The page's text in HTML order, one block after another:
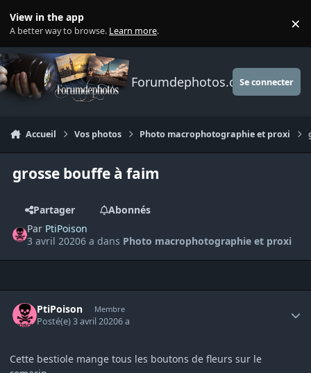
View in the app
A better way to browse. Learn more. ×
Forumdephotos.comSe connecter
Accueil Vos photos Photo macrophotographie et proxi
grosse bouffe à faim
Partager
Abonnés
Par PtiPoison
3 avril 20206 a dans Photo macrophotographie et proxi
PtiPoison Membre
Posté(e)3 avril 20206 a
Cette bestiole mange tous les boutons de fleurs sur le